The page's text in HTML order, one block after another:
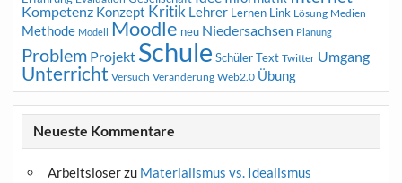
Kompetenz Konzept Kritik Lehrer Lernen Link Lösung Medien
Methode Modell Moodle neu Niedersachsen Planung
Problem Projekt Schule Schüler Text Twitter Umgang
Unterricht Versuch Veränderung Web2.0 Übung
Neueste Kommentare
Arbeitsloserzu Materialismus vs. Idealismus